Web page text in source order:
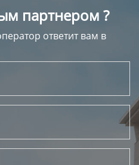
партнером ?
ответит вам в